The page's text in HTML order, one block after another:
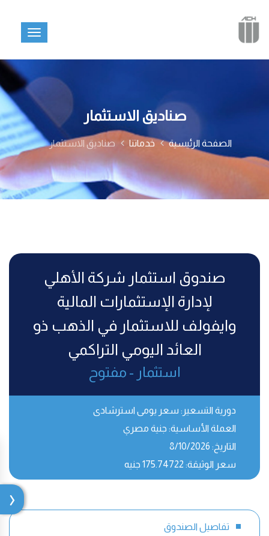
صناديق الاستثمار
الصفحة الرئيسية خدماتنا صناديق الاستثمار
صندوق استثمار شركة الأهلي
لإدارة الإستثمارات المالية
وايفولف للاستثمار في الذهب ذو
العائد اليومي التراكمي
استثمار - مفتوح
دورية التسعير: سعر يومى استرشادى
العملة الأساسية: جنية مصري
التاريخ:
سعر الوثيقة:
تفاصيل الصندوق